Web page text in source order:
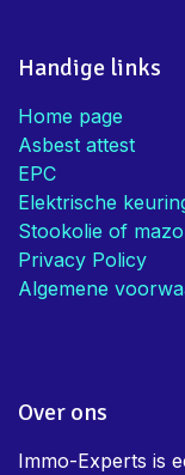
Handige links
Home page
Asbest attest
EPC
Elektrische
Stookolie of
Privacy Policy
Algemene
Over ons
Immo-Experts is